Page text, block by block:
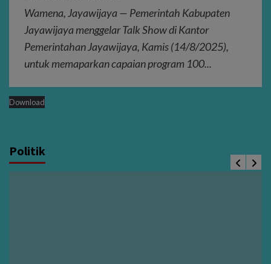
Wamena, Jayawijaya — Pemerintah Kabupaten
Jayawijaya menggelar Talk Show di Kantor
Pemerintahan Jayawijaya, Kamis (14/8/2025),
untuk memaparkan capaian program 100...
Download
Politik